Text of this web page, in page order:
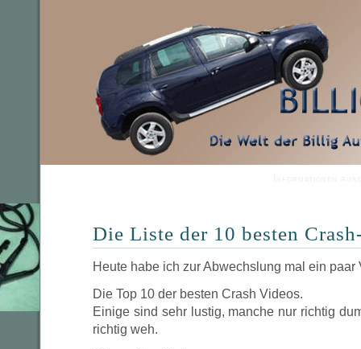
Die Liste der 10 besten
Heute habe ich zur Abwechslung mal ein
Die Top 10 der besten Crash Videos.
Einige sind sehr lustig, manche nur richtig
richtig weh.